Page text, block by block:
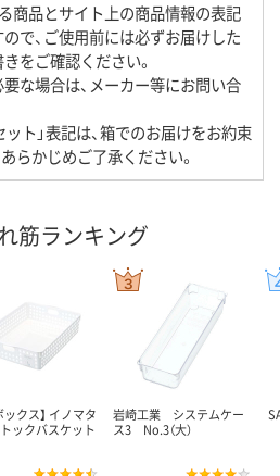
商品とサイト上の商品情報の表記
で、ご使用前には必ずお届けした
をご確認ください。
な場合は、メーカー等にお問い合
ット」表記は、箱でのお届けをお約束
らかじめご了承ください。
筋ランキング
ックス】 イノマタ
ックバスケット
岩崎工業 システムケー
ス3 No.3（大）